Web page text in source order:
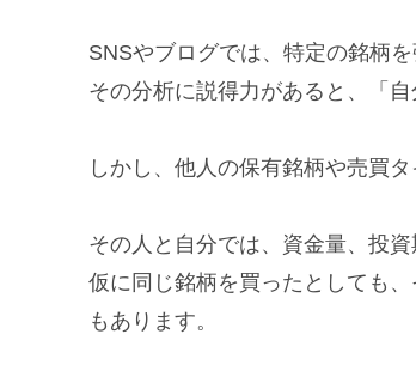
SNSやブログでは、特定の銘柄
その分析に説得力があると、「
しかし、他人の保有銘柄や売買
その人と自分では、資金量、投
仮に同じ銘柄を買ったとしても
もあります。